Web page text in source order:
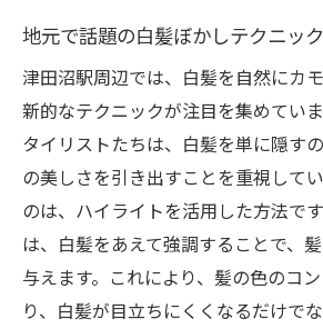
地元で話題の白髪ぼかしテクニッ
津田沼駅周辺では、白髪を自然にカ
新的なテクニックが注目を集めてい
タイリストたちは、白髪を単に隠す
の美しさを引き出すことを重視して
のは、ハイライトを活用した方法で
は、白髪をあえて強調することで、
与えます。これにより、髪の色のコ
り、白髪が目立ちにくくなるだけで